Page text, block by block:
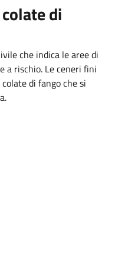
di
che indica le aree di
a rischio. Le ceneri fini
di fango che si